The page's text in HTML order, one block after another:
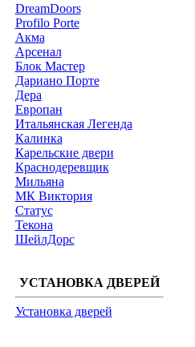
DreamDoors
Profilo Porte
Акма
Арсенал
Блок Мастер
Дариано Порте
Дера
Европан
Итальянская Легенда
Калинка
Карельские двери
Краснодеревщик
Мильяна
МК Виктория
Статус
Текона
ШейлДорс
УСТАНОВКА ДВЕРЕЙ
Установка дверей